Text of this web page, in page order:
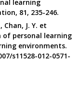
learning
81, 235-246.
Chan, J. Y. et
of personal learning
environments.
s11528-012-0571-